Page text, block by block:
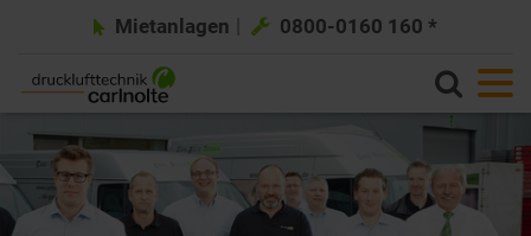
Mietanlagen 0800-0160 160 *